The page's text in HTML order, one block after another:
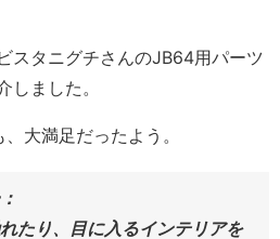
スタニグチさんのJB64用パーツ
しました。
大満足だったよう。
たり、目に入るインテリアを